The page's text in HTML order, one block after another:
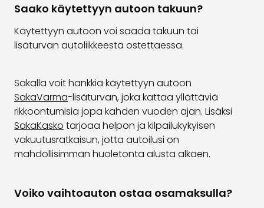
Saako käytettyyn autoon takuun?
Käytettyyn autoon voi saada takuun tai
lisäturvan autoliikkeestä ostettaessa.
Sakalla voit hankkia käytettyyn autoon
SakaVarma-lisäturvan, joka kattaa yllättäviä
rikkoontumisia jopa kahden vuoden ajan. Lisäksi
SakaKasko tarjoaa helpon ja kilpailukykyisen
vakuutusratkaisun, jotta autoilusi on
mahdollisimman huoletonta alusta alkaen.
Voiko vaihtoauton ostaa osamaksulla?